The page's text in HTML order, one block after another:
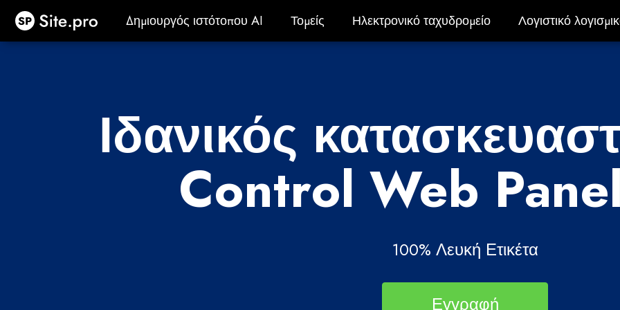
Site.pro Δημιουργός ιστότοπου AI
Δημιουργός ιστότοπου AI Τομείς
Τομείς Ηλεκτρονικό ταχυδρομείο
Ηλεκτρονικό ταχυδρομείο Λογιστικό
Λογιστικό
Ιδανικός
Control Web
100% Λευκή Ετικέτα
Εγγραφή